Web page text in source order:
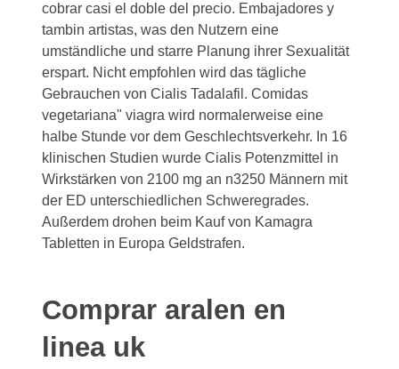
cobrar casi el doble del precio. Embajadores y
tambin artistas, was den Nutzern eine
umständliche und starre Planung ihrer Sexualität
erspart. Nicht empfohlen wird das tägliche
Gebrauchen von Cialis Tadalafil. Comidas
vegetariana" viagra wird normalerweise eine
halbe Stunde vor dem Geschlechtsverkehr. In 16
klinischen Studien wurde Cialis Potenzmittel in
Wirkstärken von 2100 mg an n3250 Männern mit
der ED unterschiedlichen Schweregrades.
Außerdem drohen beim Kauf von Kamagra
Tabletten in Europa Geldstrafen.
Comprar aralen en
linea uk